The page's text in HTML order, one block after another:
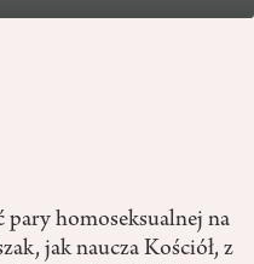
homoseksualnej na
jak naucza Kościół, z